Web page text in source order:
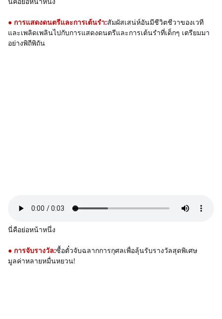
● การแสดงดนตรีและการเต้นรำ:สัมผัสเสน่ห์อันมีชีวิตชีวาของเวที
และเพลิดเพลินไปกับการแสดงดนตรีและการเต้นรำที่เด็กๆ เตรียมมา
อย่างพิถีพิถัน
นี่คือย่อหน้าหนึ่ง
● การจับรางวัล:ซื้อตั๋วจับฉลากการกุศลเพื่อลุ้นรับรางวัลสุดพิเศษ
มูลค่าหลายหมื่นหยวน!